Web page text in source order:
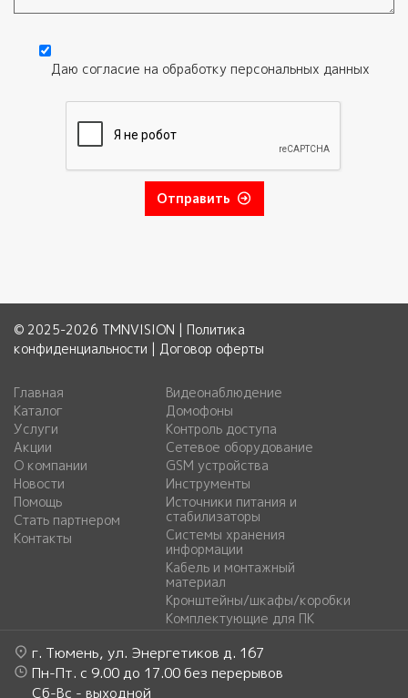
Даю согласие на обработку персональных данных
Отправить
© 2025-2026 TMNVISION | Политика
конфиденциальности | Договор оферты
Главная
Каталог
Услуги
Акции
О компании
Новости
Помощь
Стать партнером
Контакты
Видеонаблюдение
Домофоны
Контроль доступа
Сетевое оборудование
GSM устройства
Инструменты
Источники питания и
стабилизаторы
Системы хранения
информации
Кабель и монтажный
материал
Кронштейны/шкафы/коробки
Комплектующие для ПК
г. Тюмень, ул. Энергетиков д. 167
Пн-Пт. с 9.00 до 17.00 без перерывов
Сб-Вс - выходной